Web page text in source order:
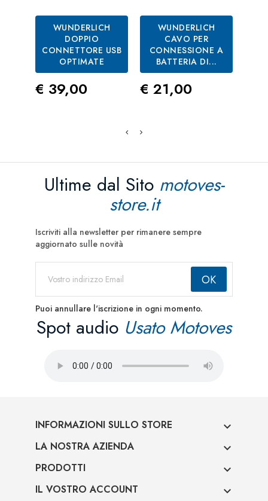
WUNDERLICH
DOPPIO
CONNETTORE USB
OPTIMATE
Prezzo
€ 39,00
WUNDERLICH
CAVO PER
CONNESSIONE A
BATTERIA DI...
Prezzo
€ 21,00
Ultime dal Sito motoves-
store.it
Iscriviti alla newsletter per rimanere sempre
aggiornato sulle novità
Puoi annullare l'iscrizione in ogni momento.
Spot audio Usato Motoves
INFORMAZIONI SULLO STORE 
LA NOSTRA AZIENDA 
PRODOTTI 
IL VOSTRO ACCOUNT 